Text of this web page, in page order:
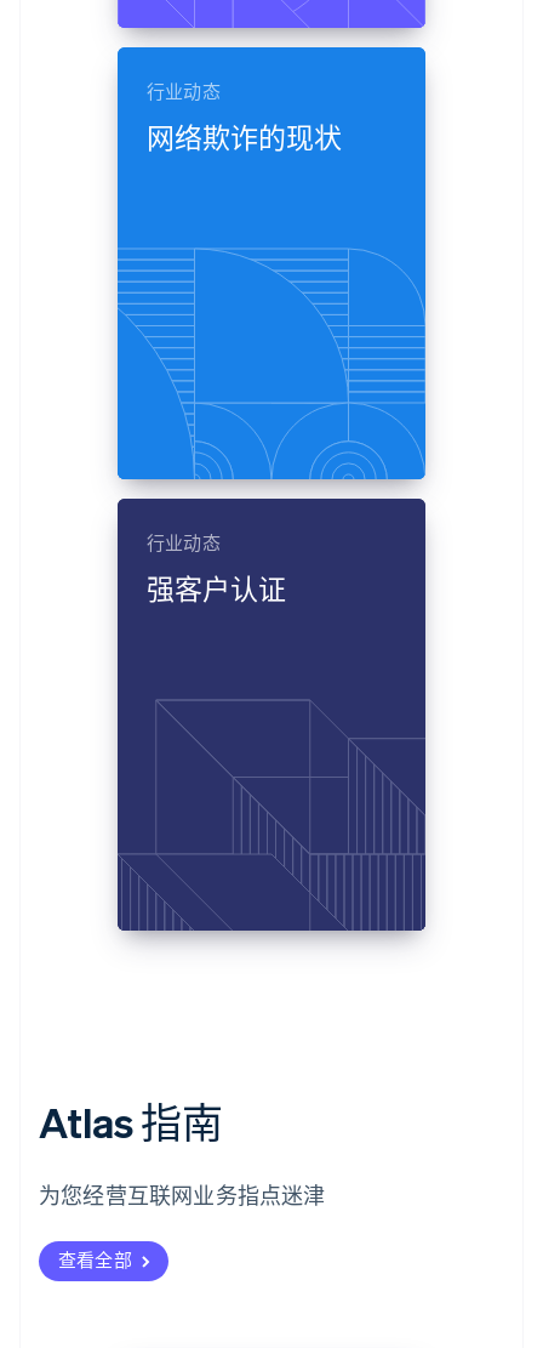
行业动态
网络欺诈的现状
行业动态
强客户认证
Atlas 指南
为您经营互联网业务指点迷津
查看全部